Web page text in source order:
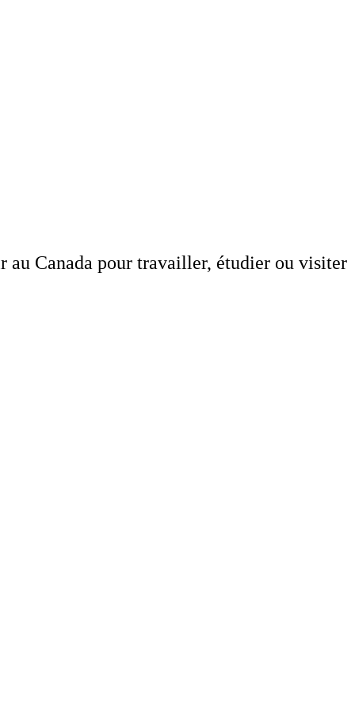
au Canada pour travailler, étudier ou visiter